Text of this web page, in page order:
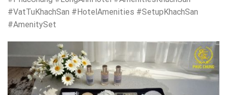
#VatTuKhachSan #HotelAmenities #SetupKhachSan
#AmenitySet